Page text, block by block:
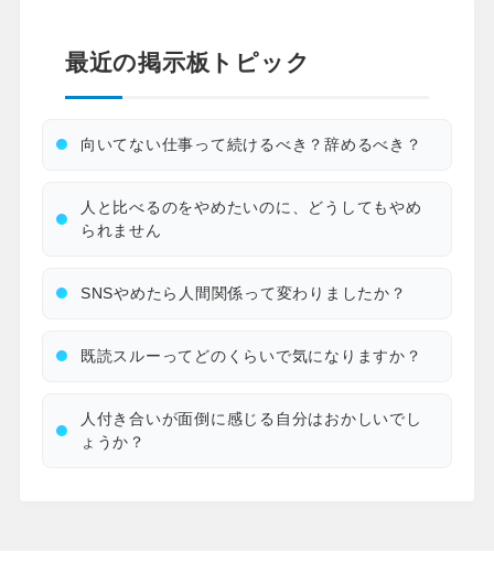
最近の掲示板トピック
向いてない仕事って続けるべき？辞めるべき？
人と比べるのをやめたいのに、どうしてもやめ
られません
SNSやめたら人間関係って変わりましたか？
既読スルーってどのくらいで気になりますか？
人付き合いが面倒に感じる自分はおかしいでし
ょうか？